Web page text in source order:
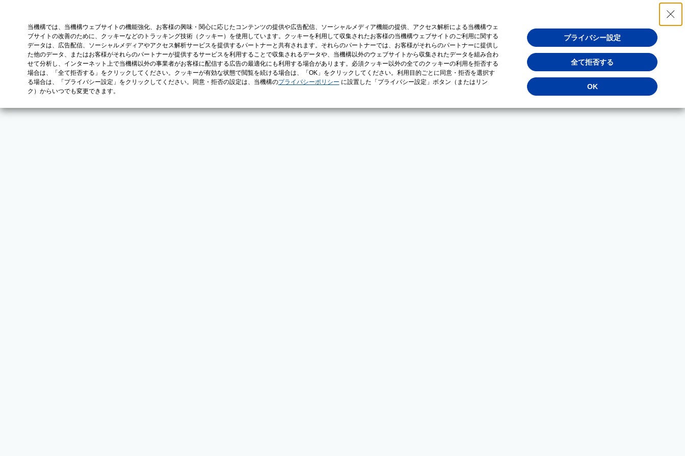
当機構では、当機構ウェブサイトの機能強化、お客様の興味・関心に応じたコンテンツの提供や広告配信、ソーシャルメディア機能の提供、アクセス解析による当機構ウェ
ブサイトの改善のために、クッキーなどのトラッキング技術（クッキー）を使用しています。クッキーを利用して収集されたお客様の当機構ウェブサイトのご利用に関する
データは、広告配信、ソーシャルメディアやアクセス解析サービスを提供するパートナーと共有されます。それらのパートナーでは、お客様がそれらのパートナーに提供し
た他のデータ、またはお客様がそれらのパートナーが提供するサービスを利用することで収集されるデータや、当機構以外のウェブサイトから収集されたデータを組み合わ
せて分析し、インターネット上で当機構以外の事業者がお客様に配信する広告の最適化にも利用する場合があります。必須クッキー以外の全てのクッキーの利用を拒否する
場合は、「全て拒否する」をクリックしてください。クッキーが有効な状態で閲覧を続ける場合は、「OK」をクリックしてください。利用目的ごとに同意・拒否を選択す
る場合は、「プライバシー設定」をクリックしてください。同意・拒否の設定は、当機構のプライバシーポリシー に設置した「プライバシー設定」ボタン（またはリン
ク）からいつでも変更できます。
プライバシー設定
全て拒否する
OK